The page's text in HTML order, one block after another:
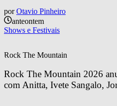
por Otavio Pinheiro
anteontem
Shows e Festivais
Rock The Mountain
Rock The Mountain 2026
com Anitta, Ivete Sangalo,